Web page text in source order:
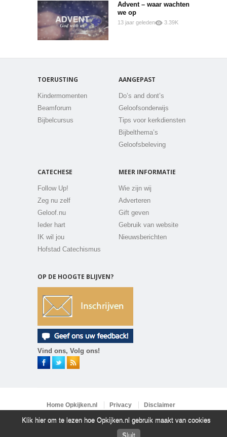
Advent – waar wachten
we op
13 jaar geleden
3.39K
TOERUSTING
Kindermomenten
Beamforum
Bijbelcursus
AANGEPAST
Do’s and dont’s
Geloofsonderwijs
Tips voor kerkdiensten
Bijbelthema’s
Geloofsbeleving
CATECHESE
Follow Up!
Zeg nu zelf
Geloof.nu
Ieder hart
IK wil jou
Hofstad Catechismus
MEER INFORMATIE
Wie zijn wij
Adverteren
Gift geven
Gebruik van website
Nieuwsberichten
OP DE HOOGTE BLIJVEN?
Vind ons, Volg ons!
Home Opkijken.nl Privacy
Disclaimer
Copyright 2026 ©Opkijken.nl All rights reserved.
LPB media
Klik hier om te lezen hoe Opkijken.nl gebruik maakt van cookies
Sluit